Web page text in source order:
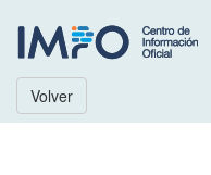
Volver